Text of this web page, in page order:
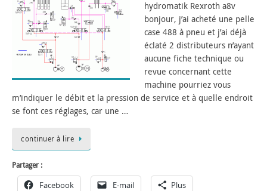
hydromatik Rexroth a8v
bonjour, j’ai acheté une pelle
case 488 à pneu et j’ai déjà
éclaté 2 distributeurs n’ayant
aucune fiche technique ou
revue concernant cette
machine pourriez vous
m’indiquer le débit et la pression de service et à quelle endroit
se font ces réglages, car une …
continuer à lire
Partager :
Facebook E-mail Plus